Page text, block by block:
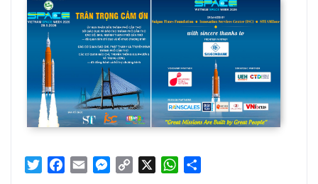
TwitterFacebook
Email Messenger
Copy
WhatsApp